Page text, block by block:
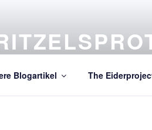
Blogartikel The